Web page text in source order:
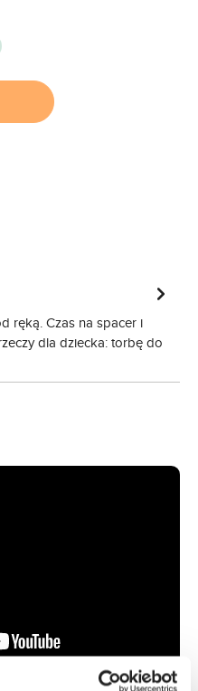
ręką. Czas na spacer i
dla dziecka: torbę do